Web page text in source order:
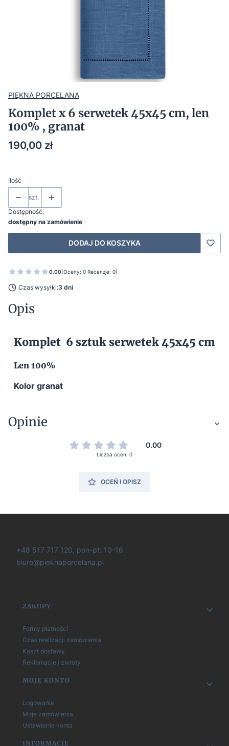
PIĘKNA PORCELANA
Komplet x 6 serwetek 45x45 cm, len
100% , granat
Cena
190,00 zł
Ilość
szt.
Dostępność:
dostępny na zamówienie
DODAJ DO KOSZYKA
0.00(Oceny: 0 Recenzje: 0)
Czas wysyłki:3 dni
Opis
Komplet 6 sztuk serwetek 45x45 cm
Len 100%
Kolor granat
Opinie
0.00
Liczba ocen: 0
OCEŃ I OPISZ
+48 517 717 120, pon-pt: 10-16
biuro@pieknaporcelana.pl
Linki w stopce
ZAKUPY
Formy płatności
Czas realizacji zamówienia
Koszt dostawy
Reklamacje i zwroty
MOJE KONTO
Logowanie
Moje zamówienia
Ustawienia konta
INFORMACJE